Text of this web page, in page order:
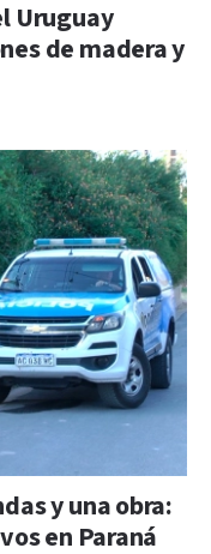
Uruguay
de madera y
y una obra:
en Paraná